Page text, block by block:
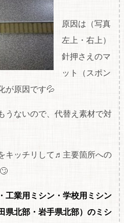
原因は（写真
左上・右上）
針押さえのマ
ット（スポン
が原因です💦
うないので、代替え素材で対
キッチリして♬主要箇所への
工業用ミシン・学校用ミシン
県北部・岩手県北部）のミシ